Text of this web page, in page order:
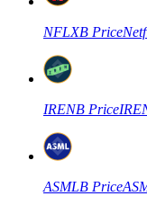
Копирование
NFLXB Price
IRENB Price
ASMLB Price